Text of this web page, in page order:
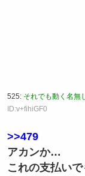
525: それでも動く名無
ID:v+fihiGF0
>>479
アカンか…
これの支払い